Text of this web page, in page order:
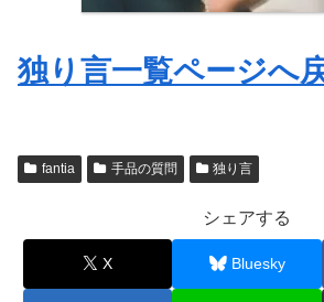
独り言一覧ページへ
fantia 手品の質問 独り言
シェアする
X Bluesky